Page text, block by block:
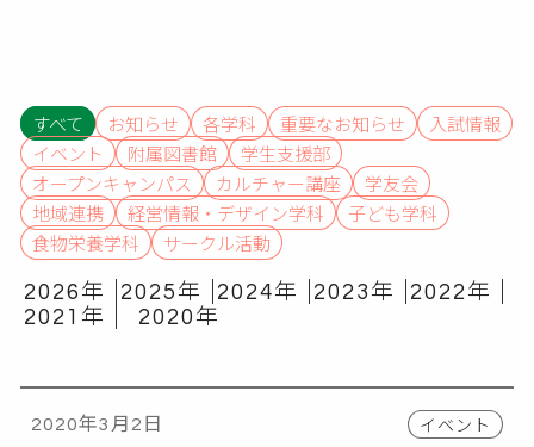
すべて お知らせ 各学科 重要なお知らせ
入試情報
イベント
附属図書館
学生支援部
オープンキャンパス
カルチャー講座
学友会
地域連携
経営情報・デザイン学科
子ども学科
食物栄養学科
サークル活動
2026年 2025年 2024年 2023年
2022年
2021年
2020年
2020年3月2日 イベント